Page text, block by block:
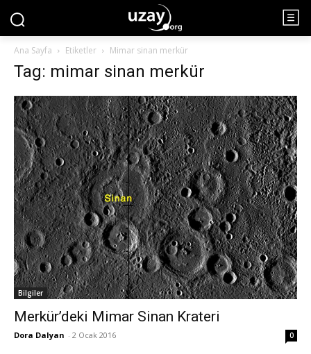
Ana Sayfa Etiketler Mimar sinan merkür
Tag: mimar sinan merkür
Bilgiler
Merkür’deki Mimar Sinan Krateri
Dora Dalyan - 2 Ocak 2016 0